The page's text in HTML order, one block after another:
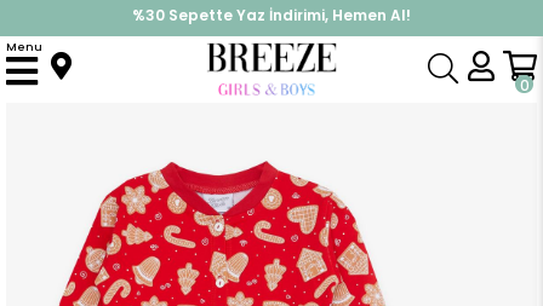
%30 Sepette Yaz İndirimi, Hemen Al!
İndirimlere ek %10 İndirimi Kap, Hemen Üye Ol!
0
Menu
Anasayfa Pijama & İç Giyim KIZ Pijama Takımları